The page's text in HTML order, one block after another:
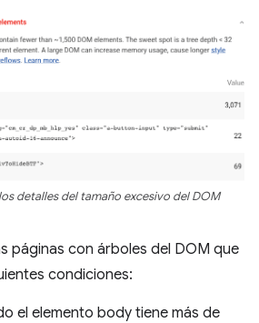
detalles del tamaño excesivo del DOM
páginas con árboles del DOM que
condiciones:
el elemento body tiene más de